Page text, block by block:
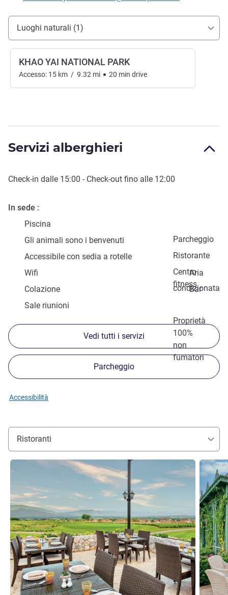
Accesso e trasporti
Luoghi naturali (1)
KHAO YAI NATIONAL PARK
Accesso: 15 km / 9.32 mi 20 min drive
Servizi alberghieri
Check-in dalle 15:00 - Check-out fino alle 12:00
In sede
Piscina
Parcheggio
Gli animali sono i benvenuti
Ristorante
Accessibile con sedia a rotelle
Centro
fitness
Wifi
Aria
condizionata
Colazione
Bar
Sale riunioni
Proprietà
100%
non
fumatori
Vedi tutti i servizi
Parcheggio
Accessibilità
Ristoranti
Visualizza dettagli